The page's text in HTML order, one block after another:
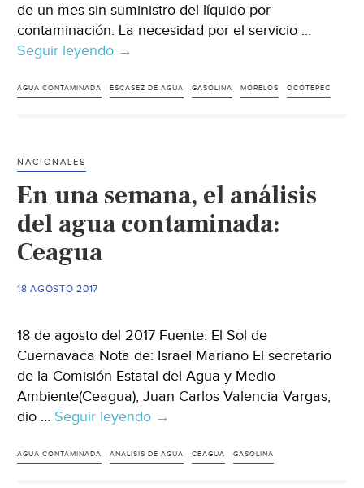
de un mes sin suministro del líquido por
contaminación. La necesidad por el servicio …
Seguir leyendo Saquean
de
→
AGUA CONTAMINADA ESCASEZ DE AGUA GASOLINA MORELOS OCOTEPEC
NACIONALES
En una semana, el análisis
del agua contaminada:
Ceagua
18 AGOSTO 2017
18 de agosto del 2017 Fuente: El Sol de
Cuernavaca Nota de: Israel Mariano El secretario
de la Comisión Estatal del Agua y Medio
Ambiente(Ceagua), Juan Carlos Valencia Vargas,
dio … Seguir leyendo En
semana,
→
AGUA CONTAMINADA ANALISIS DE AGUA CEAGUA GASOLINA